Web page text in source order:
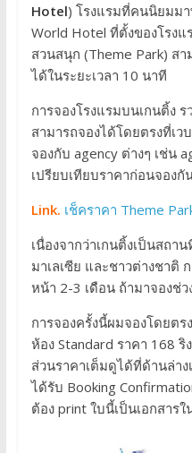
Hotel) โรงแรมที่คนนิยมม
World Hotel ที่ตั้งของโรง
สวนสนุก (Theme Park) ส
ได้ในระยะเวลา 10 นาที
การจองโรงแรมบนเกนติ้ง ร
สามารถจองได้โดยตรงที่เ
จองกับ agency ต่างๆ เช่น
เปรียบเทียบราคาก่อนจอง
Link. เช็คราคา Theme
เนื่องจากว่าเกนติ้งเป็นสถา
มาเลเซีย และชาวต่างชาติ
หน้า 2-3 เดือน ถ้ามาจองช่
การจองครั้งนี้ผมจองโดยต
ห้อง Standard ราคา 168
ส่วนราคาเต็มดูได้ที่ด้านล่าง
ได้รับ Booking
ต้อง print ใบนี้เป็นเอกสาร